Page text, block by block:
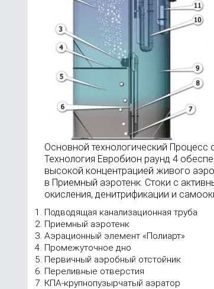
Основной технологический Процесс
Технология Евробион раунд 4
высокой концентрацией живого
в Приемный аэротенк. Стоки с
окисления, денитрификации и
Подводящая канализационная труба
Приемный аэротенк
Аэрационный элемент «Полиарт»
Промежуточное дно
Первичный аэробный отстойник
Переливные отверстия
КПА-крупнопузырчатый аэратор